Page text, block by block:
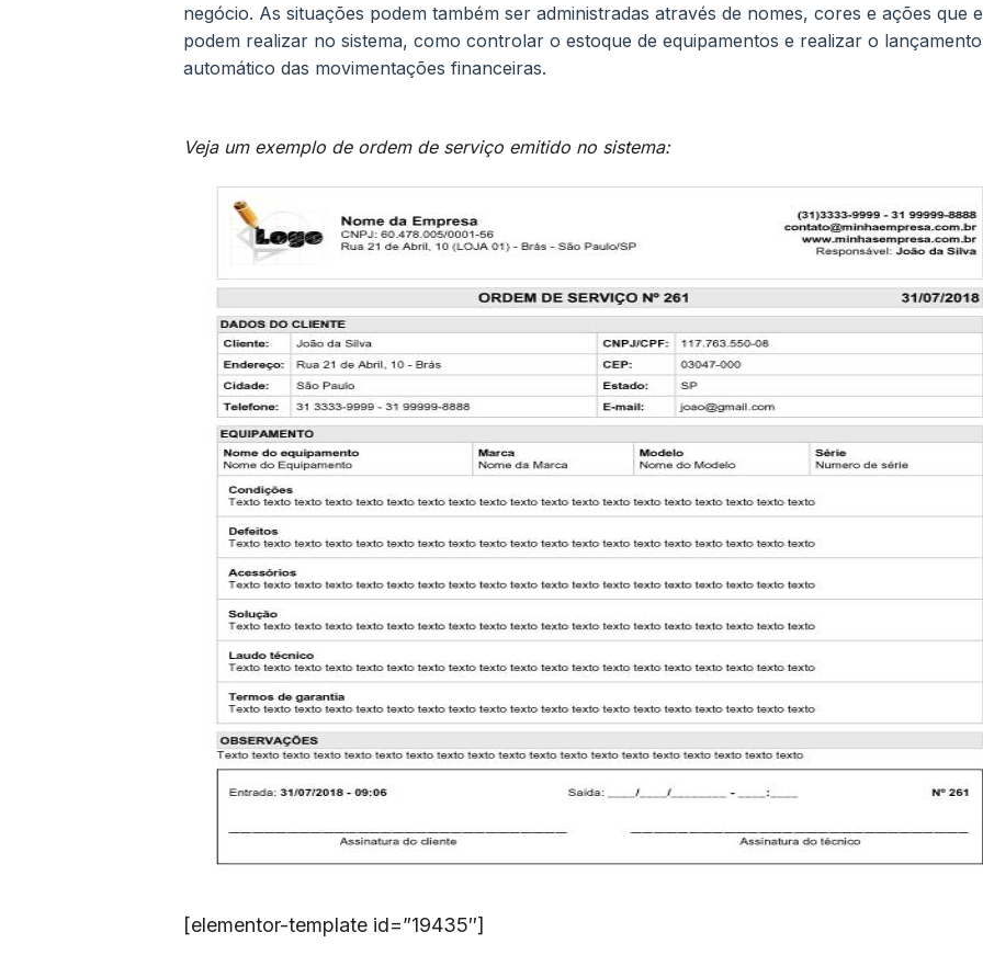
negócio. As situações podem também ser administradas através de nomes, cores e ações que
podem realizar no sistema, como controlar o estoque de equipamentos e realizar o lançamento
automático das movimentações financeiras.
Veja um exemplo de ordem de serviço emitido no sistema:
[elementor-template id=”19435″]